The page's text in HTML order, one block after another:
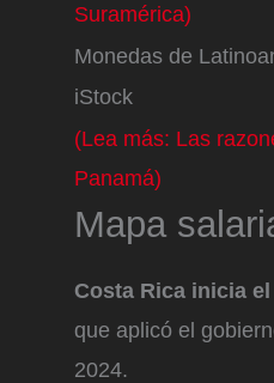
Suramérica)
Monedas de
iStock
(Lea más: Las
Panamá)
Mapa
Costa Rica inicia
que aplicó el
2024.